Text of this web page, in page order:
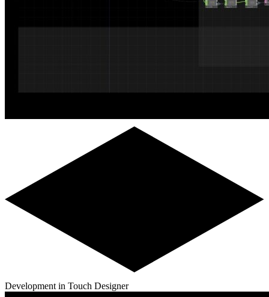
Development in Touch Designer